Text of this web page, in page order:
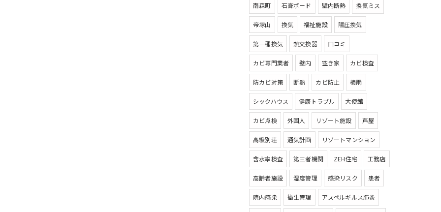
南森町 石膏ボード 壁内断熱 換気ミス
帝塚山 換気 福祉施設 陽圧換気
第一種換気 熱交換器 口コミ
カビ専門業者 壁内 空き家 カビ検査
防カビ対策 断熱 カビ防止 梅雨
シックハウス 健康トラブル 大使館
カビ点検 外国人 リゾート施設 芦屋
高級別荘 通気計画 リゾートマンション
含水率検査 第三者機関 ZEH住宅 工務店
高齢者施設 湿度管理 感染リスク 患者
院内感染 衛生管理 アスペルギルス肺炎